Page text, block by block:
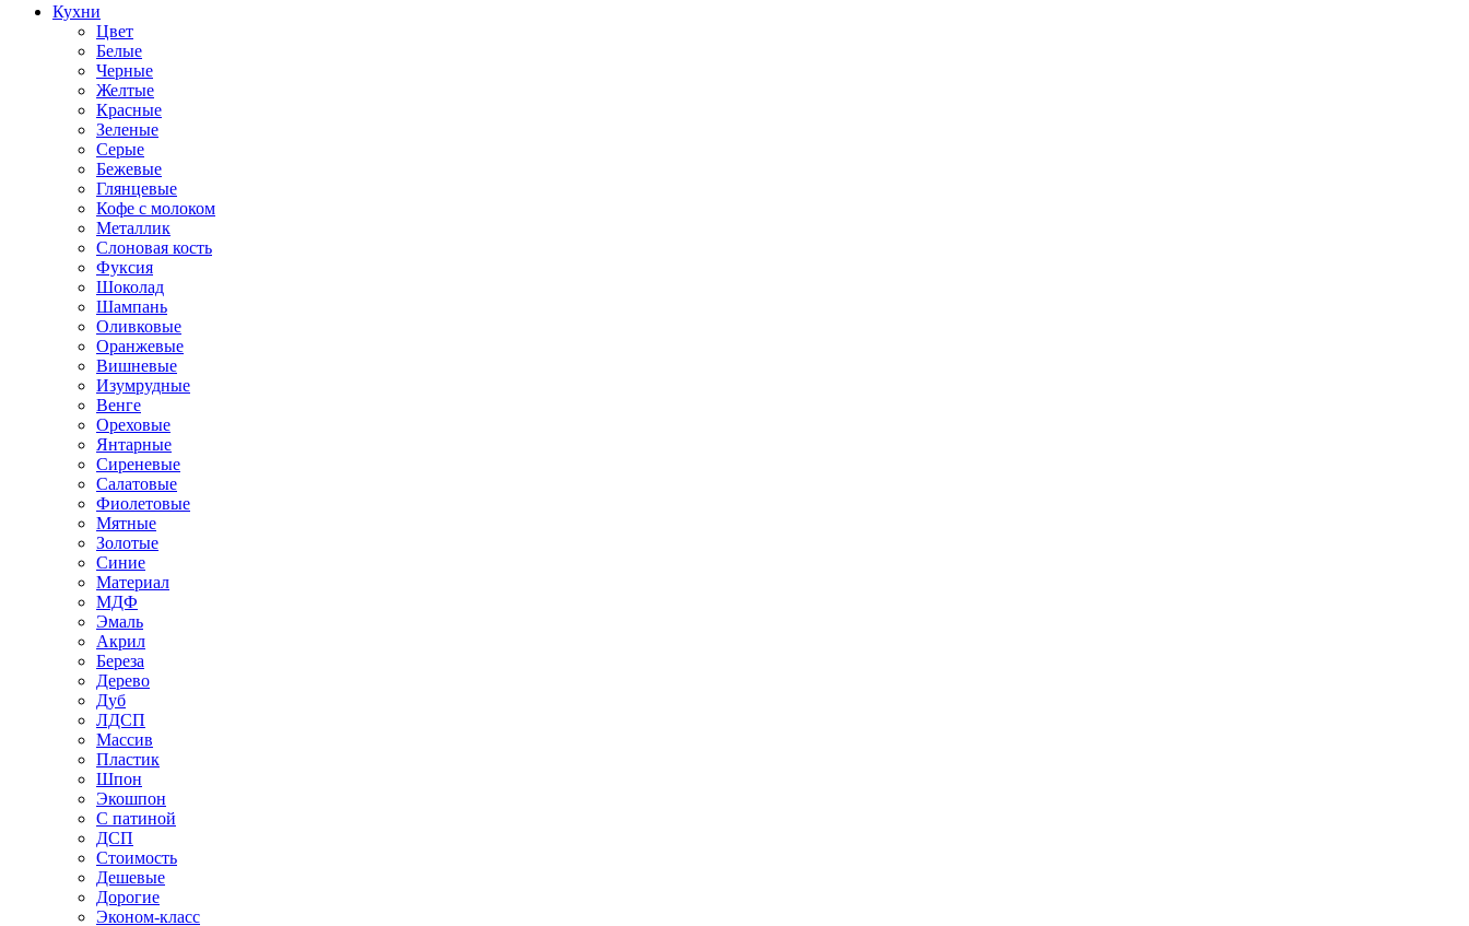
Кухни
Цвет
Белые
Черные
Желтые
Красные
Зеленые
Серые
Бежевые
Глянцевые
Кофе с молоком
Металлик
Слоновая кость
Фуксия
Шоколад
Шампань
Оливковые
Оранжевые
Вишневые
Изумрудные
Венге
Ореховые
Янтарные
Сиреневые
Салатовые
Фиолетовые
Мятные
Золотые
Синие
Материал
МДФ
Эмаль
Акрил
Береза
Дерево
Дуб
ЛДСП
Массив
Пластик
Шпон
Экошпон
С патиной
ДСП
Стоимость
Дешевые
Дорогие
Эконом-класс